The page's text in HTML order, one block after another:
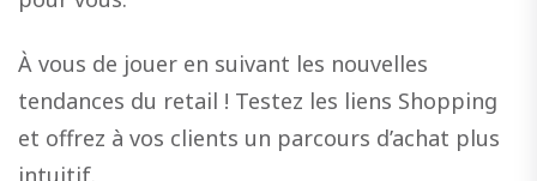
À vous de jouer en suivant les nouvelles
tendances du retail ! Testez les liens Shopping
et offrez à vos clients un parcours d’achat plus